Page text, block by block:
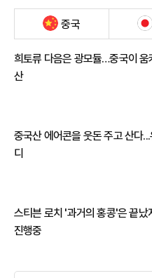
중국
희토류 다음은 광모듈…중국이 움
산
중국산 에어콘을 웃돈 주고 산다
디
스티븐 로치 '과거의 홍콩'은 끝났
진행중